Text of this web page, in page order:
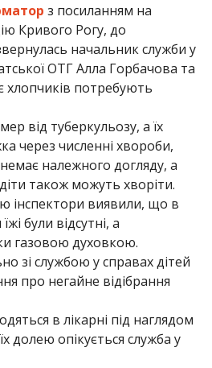
з посиланням на
Кривого Рогу, до
начальник служби у
ОТГ Алла Горбачова та
потребують
від туберкульозу, а їх
через численні хвороби,
належного догляду, а
також можуть хворіти.
інспектори виявили, що в
були відсутні, а
газовою духовкою.
зі службою у справах дітей
про негайне відібрання
в лікарні під наглядом
долею опікується служба у